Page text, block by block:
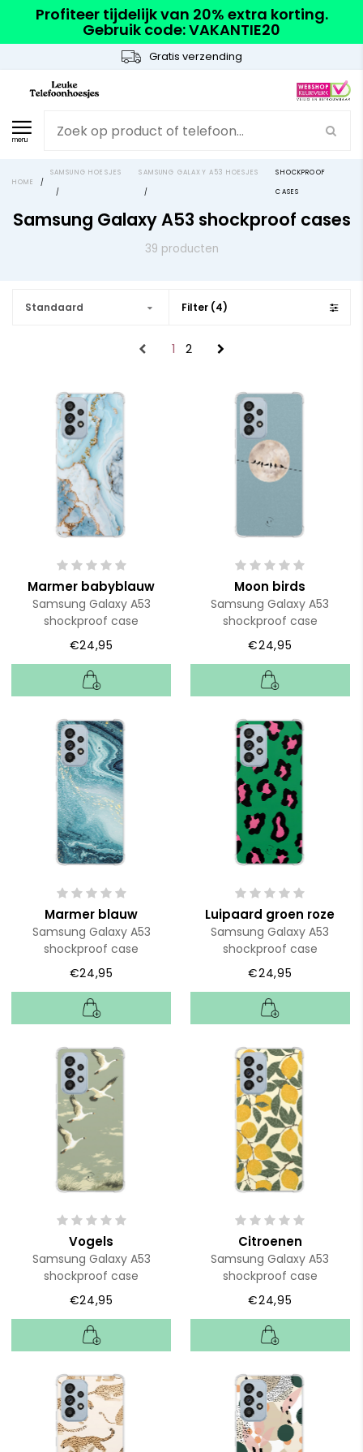
Profiteer tijdelijk van 20% extra korting.
Gebruik code: VAKANTIE20
Gratis verzending
menu
HOME /
SAMSUNG HOESJES
/
SAMSUNG GALAXY A53 HOESJES
/
SHOCKPROOF
CASES
Samsung Galaxy A53 shockproof cases
39 producten
Standaard Filter (4)
1 2
Marmer babyblauw
Samsung Galaxy A53
shockproof case
€24,95
Moon birds
Samsung Galaxy A53
shockproof case
€24,95
Marmer blauw
Samsung Galaxy A53
shockproof case
€24,95
Luipaard groen roze
Samsung Galaxy A53
shockproof case
€24,95
Vogels
Samsung Galaxy A53
shockproof case
€24,95
Citroenen
Samsung Galaxy A53
shockproof case
€24,95